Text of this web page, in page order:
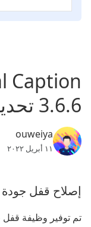
Caption
3.6.6 تحديث الملاحظات
ouweiya
١١ أبريل ٢٠٢٢
إصلاح قفل جودة